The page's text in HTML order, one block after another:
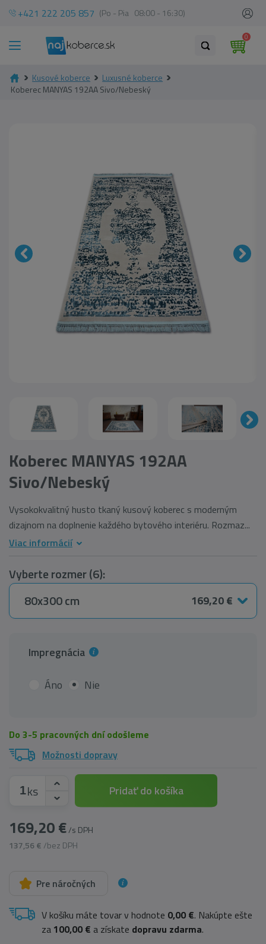
+421 222 205 857 (Po - Pia 08:00 - 16:30)
0
Kusové koberce
Luxusné koberce
Koberec MANYAS 192AA Sivo/Nebeský
Koberec MANYAS 192AA
Sivo/Nebeský
Vysokokvalitný husto tkaný kusový koberec s moderným
dizajnom na doplnenie každého bytového interiéru. Rozmaz...
Viac informácií
Vyberte rozmer (6):
80x300 cm
169,20 €
Impregnácia
Áno Nie
Do 3-5 pracovných dní odošleme
Možnosti dopravy
ks
169,20 €/s DPH
137,56 € /bez DPH
Pridať do košíka
Pre náročných
V košíku máte tovar v hodnote 0,00 €. Nakúpte ešte
za 100,00 € a získate dopravu zdarma.